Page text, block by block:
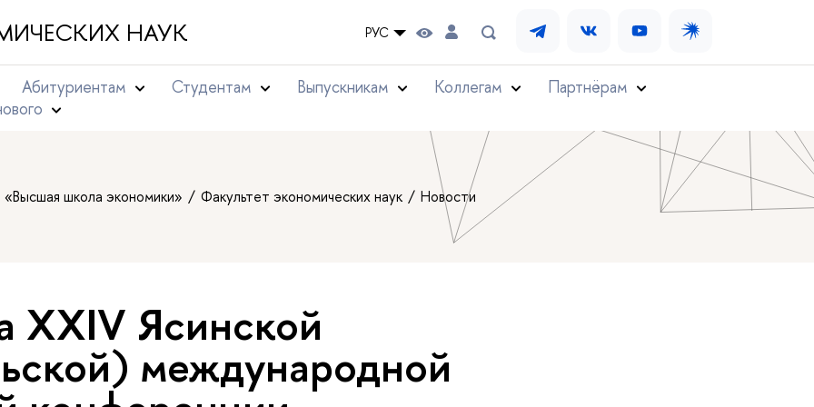
НАУК РУС
Абитуриентам Студентам Выпускникам Коллегам
Партнёрам
«Высшая школа экономики» Факультет экономических наук Новости
Ясинской
международной